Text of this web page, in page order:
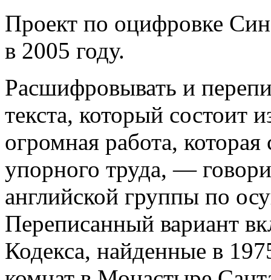
Проект по оцифровке
в 2005 году.
Расшифровывать и
текста, который состоит
огромная работа,
упорного труда, —
английской группы по
Переписанный вариант
Кодекса, найденные в